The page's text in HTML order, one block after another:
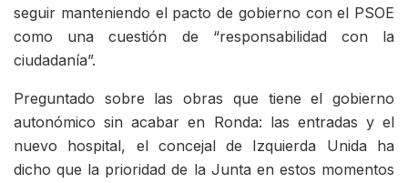
seguir manteniendo el pacto de gobierno con el PSOE
como una cuestión de “responsabilidad con la
ciudadanía”.
Preguntado sobre las obras que tiene el gobierno
autonómico sin acabar en Ronda: las entradas y el
nuevo hospital, el concejal de Izquierda Unida ha
dicho que la prioridad de la Junta en estos momentos